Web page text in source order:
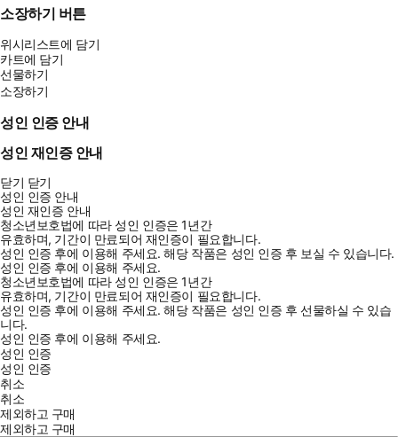
소장하기 버튼
위시리스트에 담기
카트에 담기
선물하기
소장하기
성인 인증 안내
성인 재인증 안내
닫기 닫기
성인 인증 안내
성인 재인증 안내
청소년보호법에 따라 성인 인증은 1년간
유효하며, 기간이 만료되어 재인증이 필요합니다.
성인 인증 후에 이용해 주세요.해당 작품은 성인 인증 후 보실 수 있습니다.
성인 인증 후에 이용해 주세요.
청소년보호법에 따라 성인 인증은 1년간
유효하며, 기간이 만료되어 재인증이 필요합니다.
성인 인증 후에 이용해 주세요.해당 작품은 성인 인증 후 선물하실 수 있습
니다.
성인 인증 후에 이용해 주세요.
성인 인증
성인 인증
취소
취소
제외하고 구매
제외하고 구매